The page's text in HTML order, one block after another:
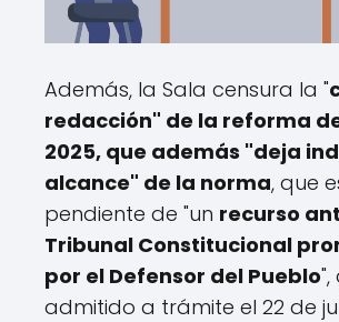
Además, la Sala censura la "
redacción" de la reforma
2025, que además "deja
alcance" de la norma, que
pendiente de "un recurso
Tribunal Constitucional
por el Defensor del Pueblo
admitido a trámite el 22 de